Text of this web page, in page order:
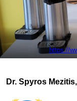
https://
Dr. Spyros